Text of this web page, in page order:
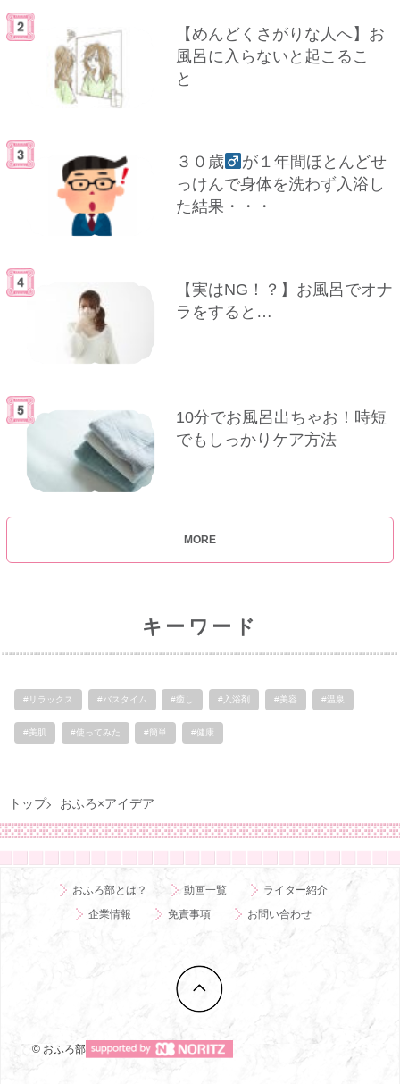
【めんどくさがりな人へ】お
風呂に入らないと起こるこ
と
３０歳
が１年間ほとんどせ
っけんで身体を洗わず入浴し
た結果・・・
【実はNG！？】お風呂でオナ
ラをすると…
10分でお風呂出ちゃお！時短
でもしっかりケア方法
MORE
キーワード
#リラックス #バスタイム #癒し #入浴剤 #美容 #温泉
#美肌 #使ってみた #簡単 #健康
トップ おふろ×アイデア
© おふろ部
おふろ部とは？ 動画一覧
ライター紹介
企業情報
免責事項 お問い合わせ